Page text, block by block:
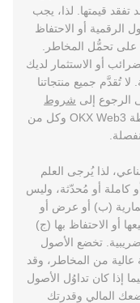
قيمتها. لذا، يجب
الرقمية أو الاحتفاظ
تحمُّل المخاطر.
أو الاستثمار لديك
تُقدَّم جميع منتجاتنا
الرجوع إلى شروط
. تخضع محفظة OKX Web3 وكل من
لذا يُرجى العلم
كاملة أو مُحدّثة، وليس
(ب) أو عرض أو
أو الاحتفاظ بها (ج)
ضريبية. تخضع الأصول
من المخاطر، وقد
إذا كان تداوُل الأصول
المالي وقدرتك